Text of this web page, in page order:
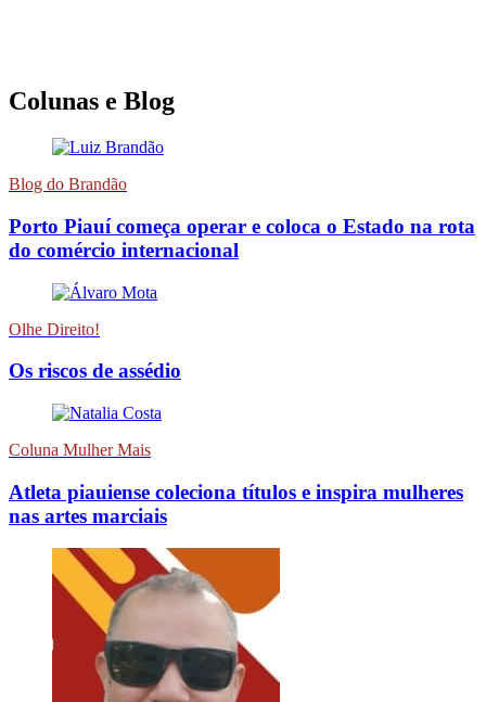
Colunas e Blog
Blog do Brandão
Porto Piauí começa operar e coloca o Estado na rota
do comércio internacional
Olhe Direito!
Os riscos de assédio
Coluna Mulher Mais
Atleta piauiense coleciona títulos e inspira mulheres
nas artes marciais